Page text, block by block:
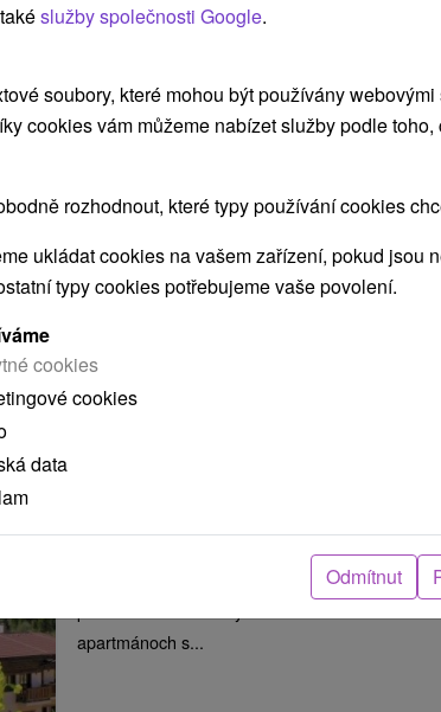
Spišská Nová Ves
Pohodlné ubytovanie s množstvom voľno
aktivít a aktívneho vyžitia v okolí. V hoteli sa...
Hotel v krásnej prírode neďaleko obce Vernár
apartmánoch s...
služby společnosti Google.
soubory, které mohou být používány
cookies vám můžeme nabízet služby podle
rozhodnout, které typy používání cookies
ukládat cookies na vašem zařízení, pokud jsou
typy cookies potřebujeme vaše povolení.
cookies
cookies
data
Odmítnut